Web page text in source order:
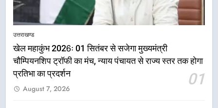
उत्तराखण्ड
खेल महाकुंभ 2026ः 01 सितंबर से सजेगा मुख्यमंत्री
चौम्पियनशिप ट्रॉफी का मंच, न्याय पंचायत से राज्य स्तर तक होगा
प्रतिभा का प्रदर्शन
01
August 7, 2026
5
धामी ने उत्कृष्ट बुनकरों और हस्तशिल्प
कारीगरों को किया सम्मानित
उत्तराखण्ड
6